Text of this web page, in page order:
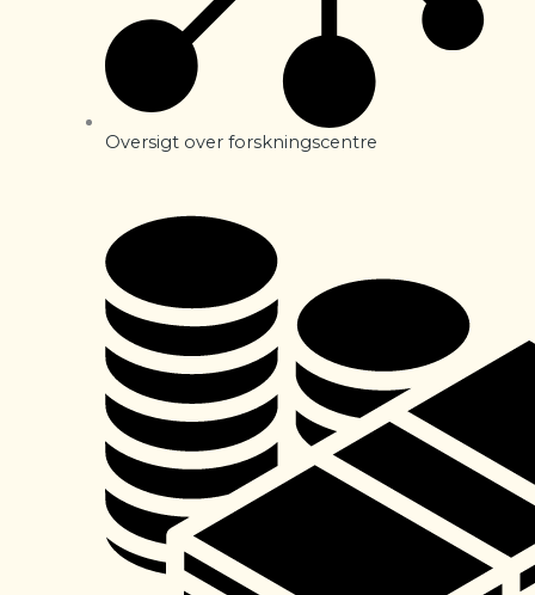
Oversigt over forskningscentre